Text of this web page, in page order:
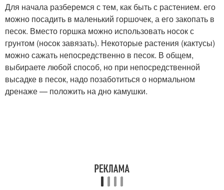
Для начала разберемся с тем, как быть с растением. его
можно посадить в маленький горшочек, а его закопать в
песок. Вместо горшка можно использовать носок с
грунтом (носок завязать). Некоторые растения (кактусы)
можно сажать непосредственно в песок. В общем,
выбираете любой способ, но при непосредственной
высадке в песок, надо позаботиться о нормальном
дренаже — положить на дно камушки.